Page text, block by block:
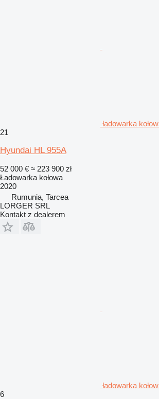
ładowarka
21
Hyundai HL 955A
52 000 € ≈ 223 900 zł
Ładowarka kołowa
2020
Rumunia, Tarcea
LORGER SRL
Kontakt z dealerem
ładowarka
6